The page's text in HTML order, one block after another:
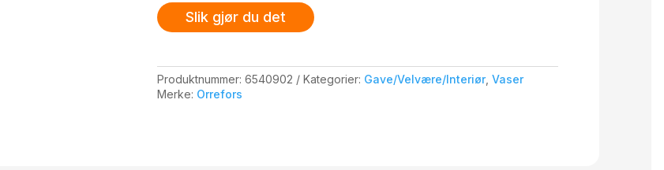
Slik gjør du det
Produktnummer: 6540902 Kategorier: Gave/Velvære/Interiør, Vaser
Merke: Orrefors